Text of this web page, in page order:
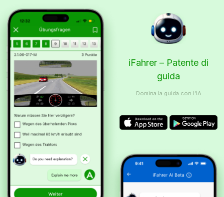
iFahrer – Patente di
guida
Domina la guida con l’IA